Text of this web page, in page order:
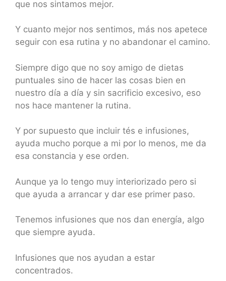
que nos sintamos mejor.
Y cuanto mejor nos sentimos, más nos apetece
seguir con esa rutina y no abandonar el camino.
Siempre digo que no soy amigo de dietas
puntuales sino de hacer las cosas bien en
nuestro día a día y sin sacrificio excesivo, eso
nos hace mantener la rutina.
Y por supuesto que incluir tés e infusiones,
ayuda mucho porque a mi por lo menos, me da
esa constancia y ese orden.
Aunque ya lo tengo muy interiorizado pero si
que ayuda a arrancar y dar ese primer paso.
Tenemos infusiones que nos dan energía, algo
que siempre ayuda.
Infusiones que nos ayudan a estar
concentrados.